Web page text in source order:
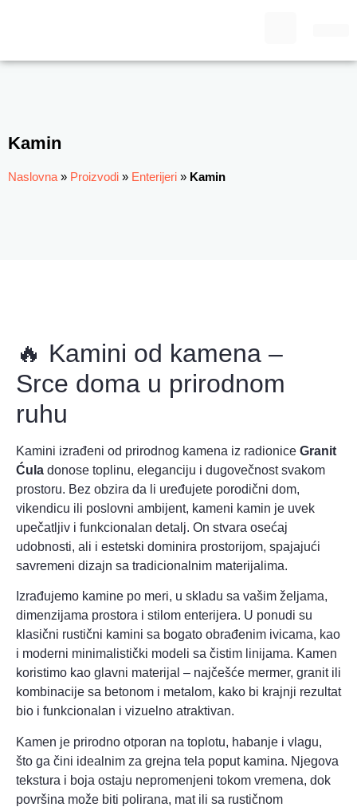
Kamin
Naslovna » Proizvodi » Enterijeri » Kamin
🔥 Kamini od kamena –
Srce doma u prirodnom
ruhu
Kamini izrađeni od prirodnog kamena iz radionice Granit
Ćula donose toplinu, eleganciju i dugovečnost svakom
prostoru. Bez obzira da li uređujete porodični dom,
vikendicu ili poslovni ambijent, kameni kamin je uvek
upečatljiv i funkcionalan detalj. On stvara osećaj
udobnosti, ali i estetski dominira prostorijom, spajajući
savremeni dizajn sa tradicionalnim materijalima.
Izrađujemo kamine po meri, u skladu sa vašim željama,
dimenzijama prostora i stilom enterijera. U ponudi su
klasični rustični kamini sa bogato obrađenim ivicama, kao
i moderni minimalistički modeli sa čistim linijama. Kamen
koristimo kao glavni materijal – najčešće mermer, granit ili
kombinacije sa betonom i metalom, kako bi krajnji rezultat
bio i funkcionalan i vizuelno atraktivan.
Kamen je prirodno otporan na toplotu, habanje i vlagu,
što ga čini idealnim za grejna tela poput kamina. Njegova
tekstura i boja ostaju nepromenjeni tokom vremena, dok
površina može biti polirana, mat ili sa rustičnom